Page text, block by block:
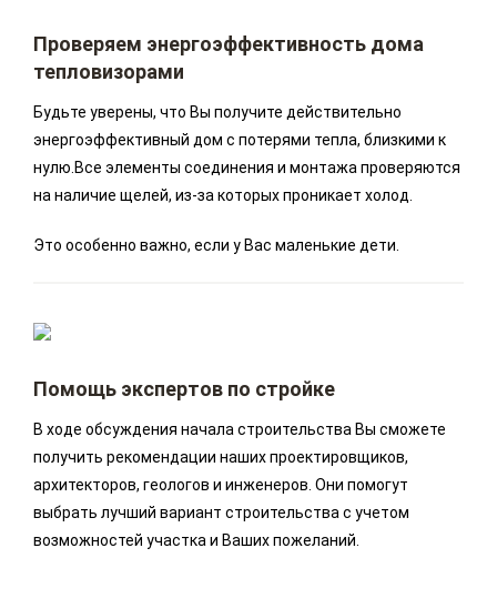
Проверяем энергоэффективность дома
тепловизорами
Будьте уверены, что Вы получите действительно
энергоэффективный дом с потерями тепла, близкими к
нулю.Все элементы соединения и монтажа проверяются
на наличие щелей, из-за которых проникает холод.
Это особенно важно, если у Вас маленькие дети.
Помощь экспертов по стройке
В ходе обсуждения начала строительства Вы сможете
получить рекомендации наших проектировщиков,
архитекторов, геологов и инженеров. Они помогут
выбрать лучший вариант строительства с учетом
возможностей участка и Ваших пожеланий.